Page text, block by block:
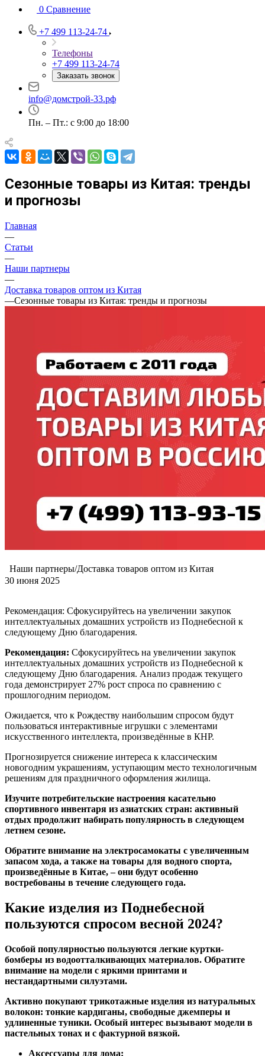
0 Сравнение
+7 499 113-24-74
Телефоны
+7 499 113-24-74
Заказать звонок
info@домстрой-33.рф
Пн. – Пт.: с 9:00 до 18:00
Сезонные товары из Китая: тренды
и прогнозы
Главная
—
Статьи
—
Наши партнеры
—
Доставка товаров оптом из Китая
—Сезонные товары из Китая: тренды и прогнозы
Наши партнеры/Доставка товаров оптом из Китая
30 июня 2025
Рекомендация: Сфокусируйтесь на увеличении закупок
интеллектуальных домашних устройств из Поднебесной к
следующему Дню благодарения.
Рекомендация: Сфокусируйтесь на увеличении закупок
интеллектуальных домашних устройств из Поднебесной к
следующему Дню благодарения. Анализ продаж текущего
года демонстрирует 27% рост спроса по сравнению с
прошлогодним периодом.
Ожидается, что к Рождеству наибольшим спросом будут
пользоваться интерактивные игрушки с элементами
искусственного интеллекта, произведённые в КНР.
Прогнозируется снижение интереса к классическим
новогодним украшениям, уступающим место технологичным
решениям для праздничного оформления жилища.
Изучите потребительские настроения касательно
спортивного инвентаря из азиатских стран: активный
отдых продолжит набирать популярность в следующем
летнем сезоне.
Обратите внимание на электросамокаты с увеличенным
запасом хода, а также на товары для водного спорта,
произведённые в Китае, – они будут особенно
востребованы в течение следующего года.
Какие изделия из Поднебесной
пользуются спросом весной 2024?
Особой популярностью пользуются легкие куртки-
бомберы из водоотталкивающих материалов. Обратите
внимание на модели с яркими принтами и
нестандартными силуэтами.
Активно покупают трикотажные изделия из натуральных
волокон: тонкие кардиганы, свободные джемперы и
удлиненные туники. Особый интерес вызывают модели в
пастельных тонах и с фактурной вязкой.
Аксессуары для дома: